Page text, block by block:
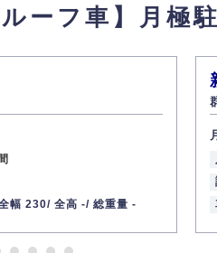
ーフ車】 月極
幅 230/ 全高 -/ 総重量 -